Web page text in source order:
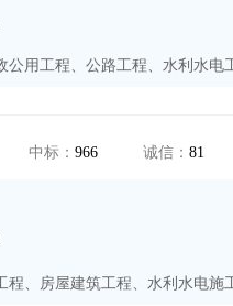
中标： 966 诚信： 81